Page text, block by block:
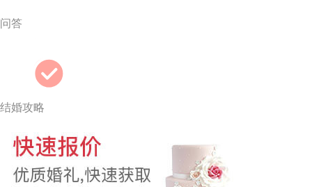
问答
结婚攻略